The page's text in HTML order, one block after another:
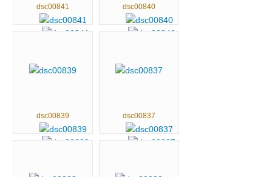
dsc00841 dsc00840
dsc00839 dsc00837